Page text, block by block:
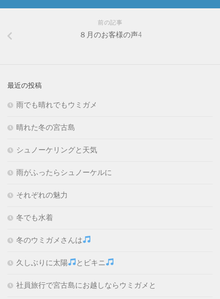
前の記事
８月のお客様の声4
最近の投稿
雨でも晴れでもウミガメ
晴れた冬の宮古島
シュノーケリングと天気
雨がふったらシュノーケルに
それぞれの魅力
冬でも水着
冬のウミガメさんは
久しぶりに太陽 とビキニ
社員旅行で宮古島にお越しならウミガメと